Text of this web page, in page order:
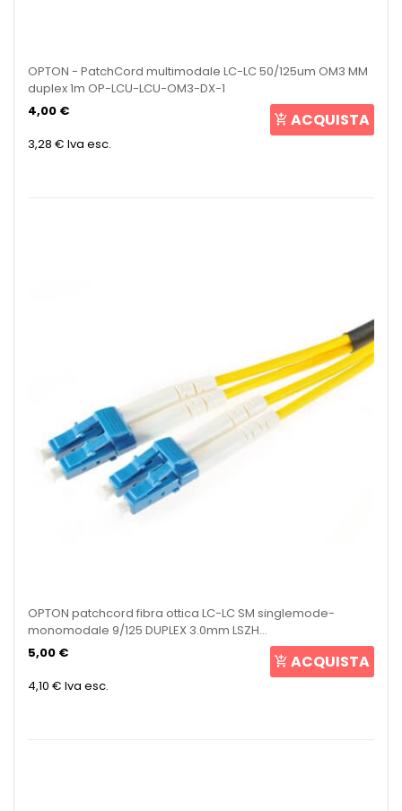
OPTON - PatchCord multimodale LC-LC 50/125um OM3 MM
duplex 1m OP-LCU-LCU-OM3-DX-1
4,00 €
3,28 € Iva esc.
ACQUISTA
OPTON patchcord fibra ottica LC-LC SM singlemode-
monomodale 9/125 DUPLEX 3.0mm LSZH...
5,00 €
4,10 € Iva esc.
ACQUISTA